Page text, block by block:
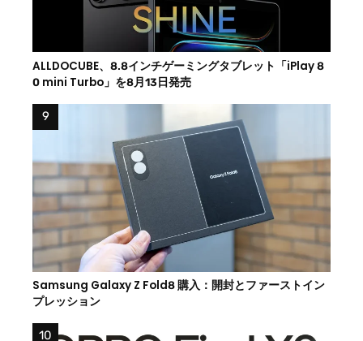
ALLDOCUBE、8.8インチゲーミングタブレット「iPlay 8
0 mini Turbo」を8月13日発売
Samsung Galaxy Z Fold8 購入：開封とファーストイン
プレッション